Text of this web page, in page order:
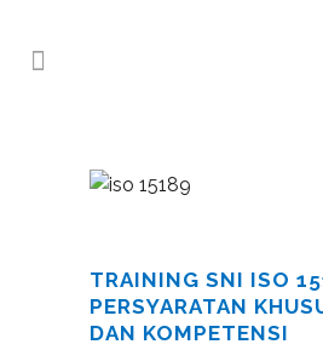
TRAINING SNI ISO
PERSYARATAN
DAN KOMPETENSI